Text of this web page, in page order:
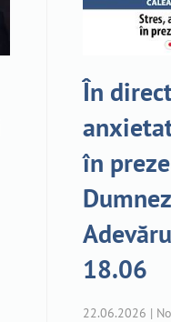
În
în
18.06
22.06.2026 |